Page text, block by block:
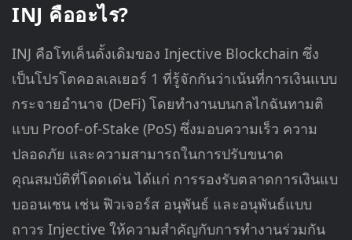
INJ คืออะไร?
INJ คือโทเค็นดั้งเดิมของ Injective Blockchain ซึ่ง
เป็นโปรโตคอลเลเยอร์ 1 ที่รู้จักกันว่าเน้นที่การเงินแบบ
กระจายอำนาจ (DeFi) โดยทำงานบนกลไกฉันทามติ
แบบ Proof-of-Stake (PoS) ซึ่งมอบความเร็ว ความ
ปลอดภัย และความสามารถในการปรับขนาด
คุณสมบัติที่โดดเด่น ได้แก่ การรองรับตลาดการเงินแบ
บออนเชน เช่น ฟิวเจอร์ส อนุพันธ์ และอนุพันธ์แบบ
ถาวร Injective ให้ความสำคัญกับการทำงานร่วมกัน